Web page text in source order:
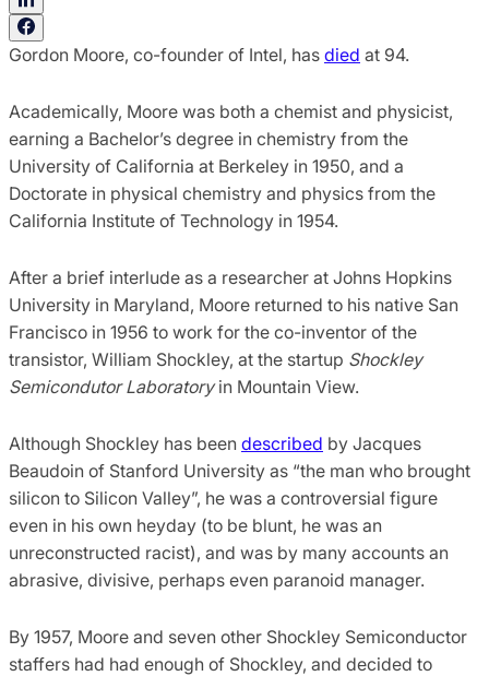
Gordon Moore, co-founder of Intel, has died at 94.
Academically, Moore was both a chemist and physicist,
earning a Bachelor’s degree in chemistry from the
University of California at Berkeley in 1950, and a
Doctorate in physical chemistry and physics from the
California Institute of Technology in 1954.
After a brief interlude as a researcher at Johns Hopkins
University in Maryland, Moore returned to his native San
Francisco in 1956 to work for the co-inventor of the
transistor, William Shockley, at the startup Shockley
Semicondutor Laboratoryin Mountain View.
Although Shockley has been described by Jacques
Beaudoin of Stanford University as “the man who brought
silicon to Silicon Valley”, he was a controversial figure
even in his own heyday (to be blunt, he was an
unreconstructed racist), and was by many accounts an
abrasive, divisive, perhaps even paranoid manager.
By 1957, Moore and seven other Shockley Semiconductor
staffers had had enough of Shockley, and decided to